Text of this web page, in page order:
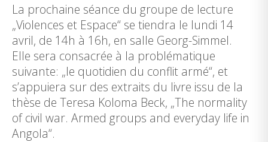
La prochaine séance du groupe de lecture
„Violences et Espace“ se tiendra le lundi 14
avril, de 14h à 16h, en salle Georg-Simmel.
Elle sera consacrée à la problématique
suivante: „le quotidien du conflit armé“, et
s’appuiera sur des extraits du livre issu de la
thèse de Teresa Koloma Beck, „The normality
of civil war. Armed groups and everyday life in
Angola“.